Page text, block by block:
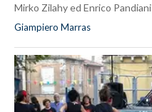
Mirko Zilahy ed Enrico Pandiani
Giampiero Marras